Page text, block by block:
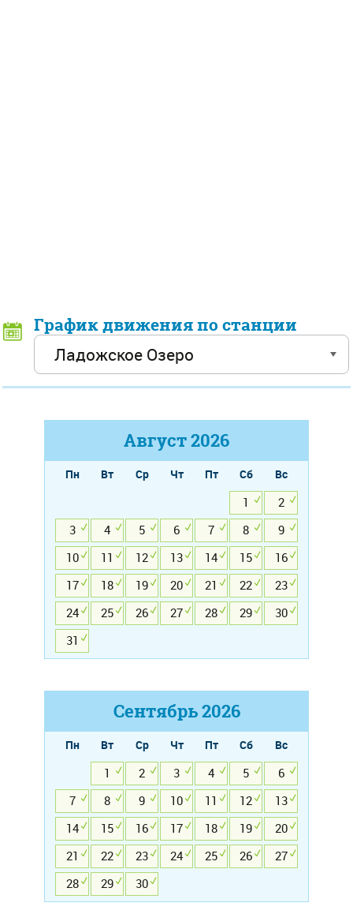
График движения по станции
Август2026
Пн Вт Ср Чт Пт Сб
Вс
1
2
3
4 5 6 7 8
9
10
11 12 13 14 15
16
17
18 19 20 21 22
23
24
25 26 27 28 29
30
31
Сентябрь2026
Пн Вт Ср Чт Пт Сб
Вс
1
2 3 4 5
6
7
8 9 10 11 12
13
14
15 16 17 18 19
20
21
22 23 24 25 26
27
28
29 30